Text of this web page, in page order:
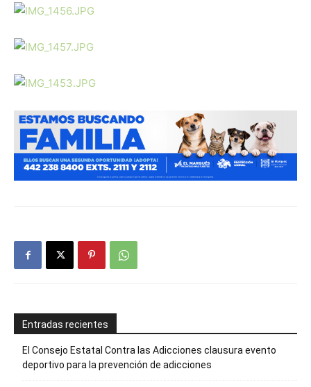
Entradas recientes
El Consejo Estatal Contra las Adicciones clausura evento
deportivo para la prevención de adicciones